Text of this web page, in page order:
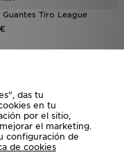
Guantes Tiro League
das tu
en tu
por el sitio,
el marketing.
configuración de
de cookies